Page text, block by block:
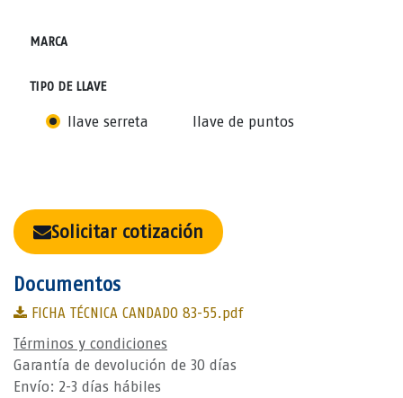
MARCA
TIPO DE LLAVE
llave serreta llave de puntos
Solicitar cotización
Documentos
FICHA TÉCNICA CANDADO 83-55.pdf
Términos y condiciones
Garantía de devolución de 30 días
Envío: 2-3 días hábiles